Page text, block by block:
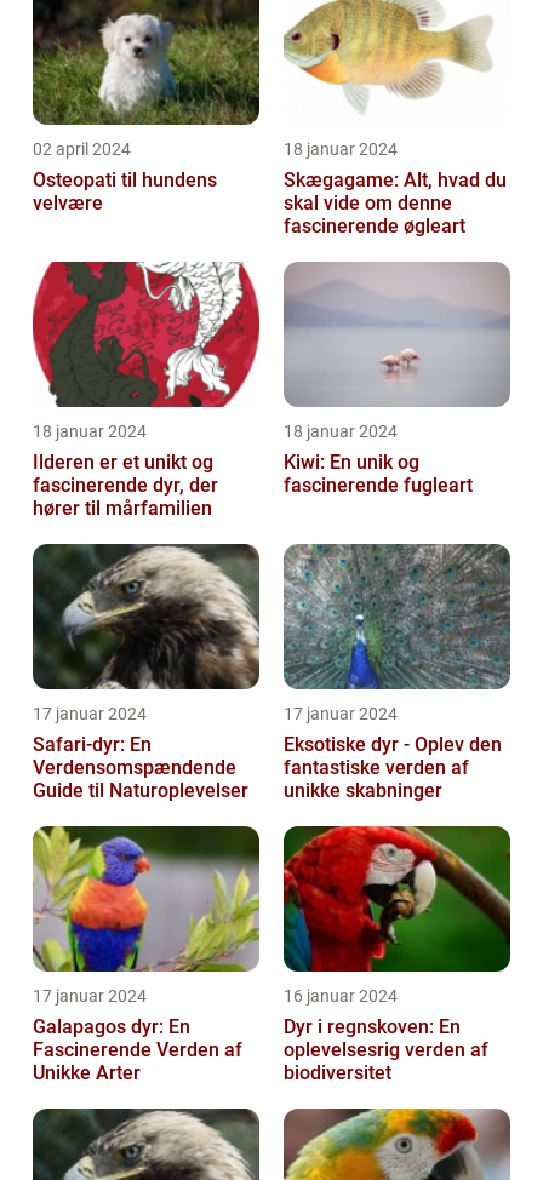
02 april 2024
Osteopati til hundens
velvære
18 januar 2024
Skægagame: Alt, hvad du
skal vide om denne
fascinerende øgleart
18 januar 2024
Ilderen er et unikt og
fascinerende dyr, der
hører til mårfamilien
18 januar 2024
Kiwi: En unik og
fascinerende fugleart
17 januar 2024
Safari-dyr: En
Verdensomspændende
Guide til Naturoplevelser
17 januar 2024
Eksotiske dyr - Oplev den
fantastiske verden af
unikke skabninger
17 januar 2024
Galapagos dyr: En
Fascinerende Verden af
Unikke Arter
16 januar 2024
Dyr i regnskoven: En
oplevelsesrig verden af
biodiversitet